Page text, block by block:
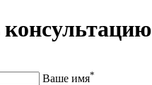
консультацию
Ваше имя*